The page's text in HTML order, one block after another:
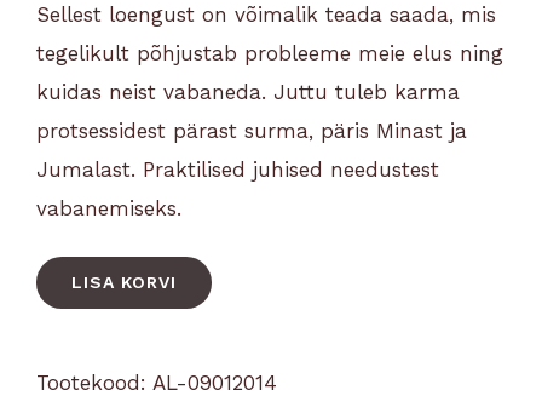
Sellest loengust on võimalik teada saada, mis
tegelikult põhjustab probleeme meie elus ning
kuidas neist vabaneda. Juttu tuleb karma
protsessidest pärast surma, päris Minast ja
Jumalast. Praktilised juhised needustest
vabanemiseks.
LISA KORVI
Tootekood: AL-09012014